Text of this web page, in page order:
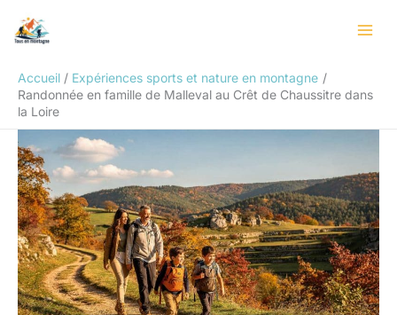
Accueil
Expériences sports et nature en montagne
Randonnée en famille de Malleval au Crêt de Chaussitre dans
la Loire